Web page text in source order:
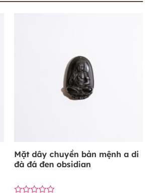
Mặt dây chuyền bản mệnh a di
đà đá đen obsidian